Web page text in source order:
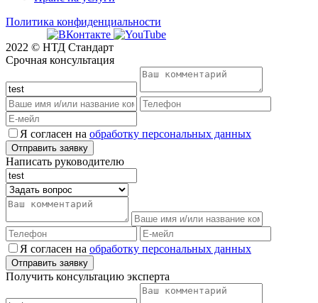
Политика конфиденциальности
2022 © НТД Стандарт
Срочная консультация
Я согласен на обработку персональных данных
Написать руководителю
Я согласен на обработку персональных данных
Получить консультацию эксперта